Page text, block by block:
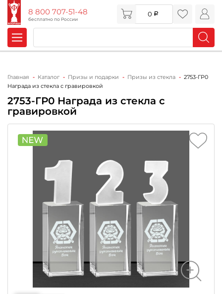
8 800 707-51-48
бесплатно по России
0
Главная Каталог Призы и подарки Призы из стекла
2753-ГР0
Награда из стекла с гравировкой
2753-ГР0 Награда из стекла с
гравировкой